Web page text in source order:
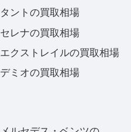
タントの買取相場
セレナの買取相場
エクストレイルの買取相場
デミオの買取相場